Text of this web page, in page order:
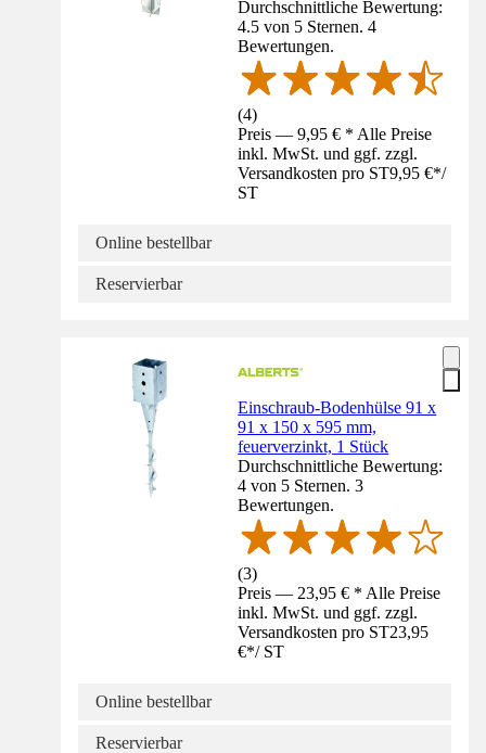
Durchschnittliche Bewertung:
4.5 von 5 Sternen. 4
Bewertungen.
(4)
Preis — 9,95 € * Alle Preise
inkl. MwSt. und ggf. zzgl.
Versandkosten pro ST9,95 €*/
ST
Online bestellbar
Reservierbar
Einschraub-Bodenhülse 91 x
91 x 150 x 595 mm,
feuerverzinkt, 1 Stück
Durchschnittliche Bewertung:
4 von 5 Sternen. 3
Bewertungen.
(3)
Preis — 23,95 € * Alle Preise
inkl. MwSt. und ggf. zzgl.
Versandkosten pro ST23,95
€*/ ST
Online bestellbar
Reservierbar